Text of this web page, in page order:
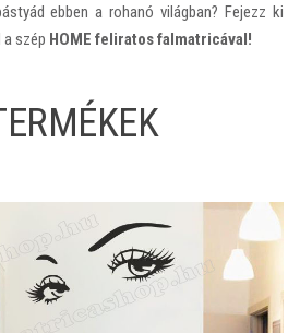
ebben a rohanó világban? Fejezz ki
szép HOME feliratos falmatricával!